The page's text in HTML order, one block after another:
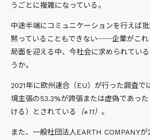
うごとに複雑になっている。
中途半端にコミュニケーションを行えば批
黙っていることもできない──企業がこれ
局面を迎える中、今社会に求められてい
うか。
2021年に欧州連合（EU）が行った調査で
境主張の53.3%が誇張または虚偽であっ
ける）とされている
（※11） 。
また、一般社団法人EARTH COMPANY